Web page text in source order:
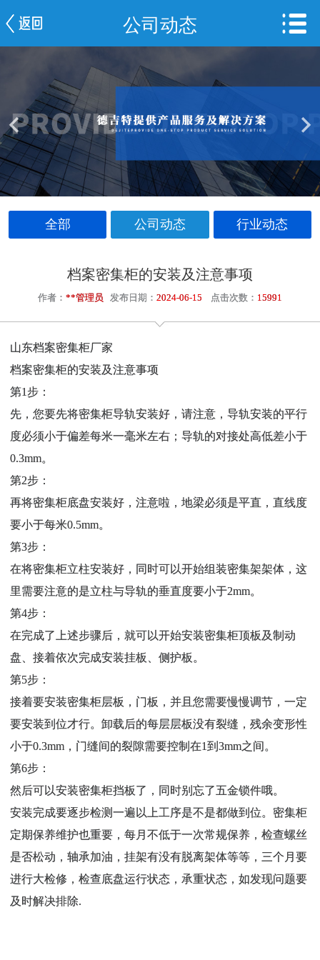
公司动态
全部 公司动态 行业动态
档案密集柜的安装及注意事项
作者： **管理员 发布日期： 2024-06-15 点击次数： 15991
山东档案密集柜厂家
档案密集柜的安装及注意事项
第1步：
先，您要先将密集柜导轨安装好，请注意，导轨安装的平行
度必须小于偏差每米一毫米左右；导轨的对接处高低差小于
0.3mm。
第2步：
再将密集柜底盘安装好，注意啦，地梁必须是平直，直线度
要小于每米0.5mm。
第3步：
在将密集柜立柱安装好，同时可以开始组装密集架架体，这
里需要注意的是立柱与导轨的垂直度要小于2mm。
第4步：
在完成了上述步骤后，就可以开始安装密集柜顶板及制动
盘、接着依次完成安装挂板、侧护板。
第5步：
接着要安装密集柜层板，门板，并且您需要慢慢调节，一定
要安装到位才行。卸载后的每层层板没有裂缝，残余变形性
小于0.3mm，门缝间的裂隙需要控制在1到3mm之间。
第6步：
然后可以安装密集柜挡板了，同时别忘了五金锁件哦。
安装完成要逐步检测一遍以上工序是不是都做到位。密集柜
定期保养维护也重要，每月不低于一次常规保养，检查螺丝
是否松动，轴承加油，挂架有没有脱离架体等等，三个月要
进行大检修，检查底盘运行状态，承重状态，如发现问题要
及时解决排除.
网站首页
服务案例
车间一览